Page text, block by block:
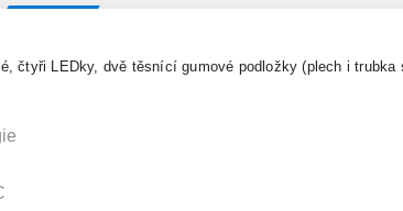
čtyři LEDky, dvě těsnící gumové podložky (plech i trubka